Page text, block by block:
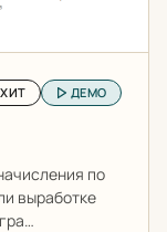
ХИТ ДЕМО
по
выработке